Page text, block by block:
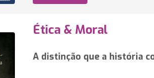
Ética & Moral
A distinção que a história